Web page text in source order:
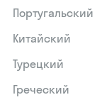
Португальский
Китайский
Турецкий
Греческий